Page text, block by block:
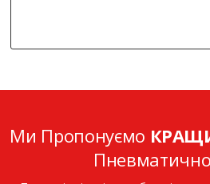
Ми Пропонуємо